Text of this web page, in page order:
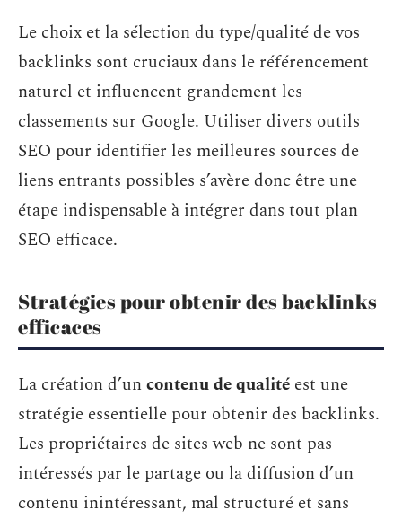
Le choix et la sélection du type/qualité de vos
backlinks sont cruciaux dans le référencement
naturel et influencent grandement les
classements sur Google. Utiliser divers outils
SEO pour identifier les meilleures sources de
liens entrants possibles s’avère donc être une
étape indispensable à intégrer dans tout plan
SEO efficace.
Stratégies pour obtenir des backlinks
efficaces
La création d’uncontenu de qualité est une
stratégie essentielle pour obtenir des backlinks.
Les propriétaires de sites web ne sont pas
intéressés par le partage ou la diffusion d’un
contenu inintéressant, mal structuré et sans